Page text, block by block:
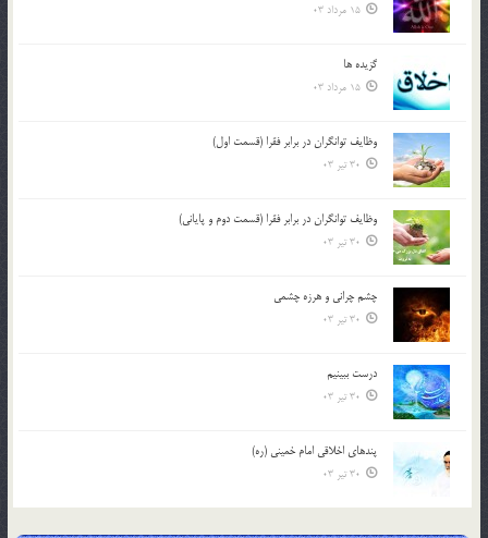
15 مرداد 03
گزيده ها
15 مرداد 03
وظایف توانگران در برابر فقرا (قسمت اول)
30 تیر 03
وظایف توانگران در برابر فقرا (قسمت دوم و پایانی)
30 تیر 03
چشم ‏چرانى و هرزه‏ چشمى
30 تیر 03
درست ببينيم
30 تیر 03
پندهاي اخلاقي امام خميني (ره)
30 تیر 03